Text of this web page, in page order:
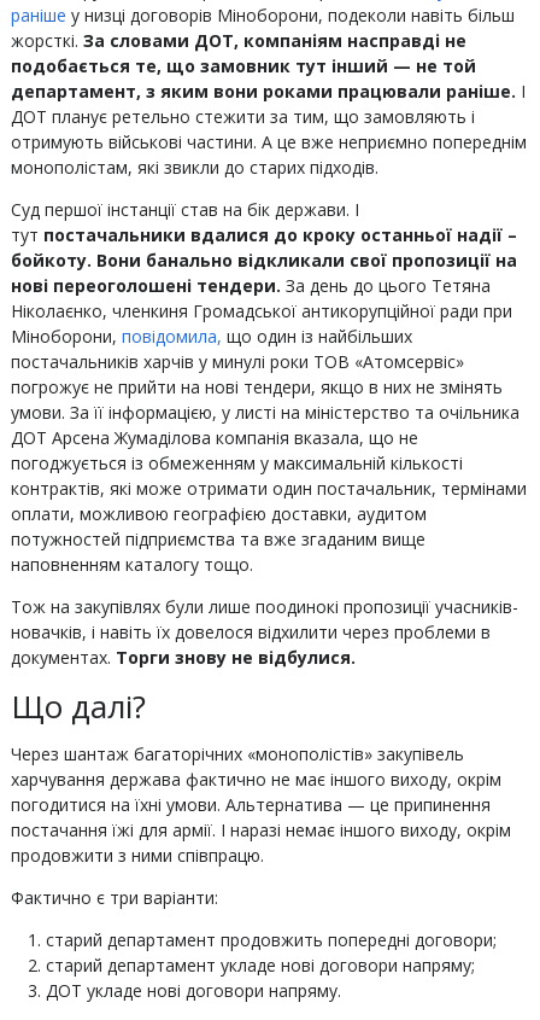
раніше у низці договорів Міноборони, подеколи навіть більш
жорсткі. За словами ДОТ, компаніям насправді не
подобається те, що замовник тут інший — не той
департамент, з яким вони роками працювали раніше. І
ДОТ планує ретельно стежити за тим, що замовляють і
отримують військові частини. А це вже неприємно попереднім
монополістам, які звикли до старих підходів.
Суд першої інстанції став на бік держави. І
тут постачальники вдалися до кроку останньої надії –
бойкоту. Вони банально відкликали свої пропозиції на
нові переоголошені тендери. За день до цього Тетяна
Ніколаєнко, членкиня Громадської антикорупційної ради при
Міноборони, повідомила, що один із найбільших
постачальників харчів у минулі роки ТОВ «Атомсервіс»
погрожує не прийти на нові тендери, якщо в них не змінять
умови. За її інформацією, у листі на міністерство та очільника
ДОТ Арсена Жумаділова компанія вказала, що не
погоджується із обмеженням у максимальній кількості
контрактів, які може отримати один постачальник, термінами
оплати, можливою географією доставки, аудитом
потужностей підприємства та вже згаданим вище
наповненням каталогу тощо.
Тож на закупівлях були лише поодинокі пропозиції учасників-
новачків, і навіть їх довелося відхилити через проблеми в
документах. Торги знову не відбулися.
Що далі?
Через шантаж багаторічних «монополістів» закупівель
харчування держава фактично не має іншого виходу, окрім
погодитися на їхні умови. Альтернатива — це припинення
постачання їжі для армії. І наразі немає іншого виходу, окрім
продовжити з ними співпрацю.
Фактично є три варіанти:
старий департамент продовжить попередні договори;
старий департамент укладе нові договори напряму;
ДОТ укладе нові договори напряму.